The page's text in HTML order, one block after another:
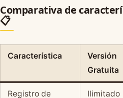
Comparativa de
📋
Característica
Versión
Gratuita
Registro de
Ilimitado